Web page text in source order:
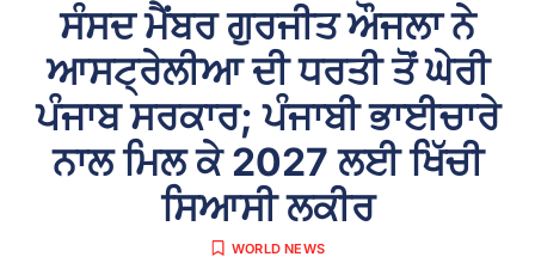
ਸੰਸਦ ਮੈਂਬਰ ਗੁਰਜੀਤ ਔਜਲਾ ਨੇ
ਆਸਟ੍ਰੇਲੀਆ ਦੀ ਧਰਤੀ ਤੋਂ ਘੇਰੀ
ਪੰਜਾਬ ਸਰਕਾਰ; ਪੰਜਾਬੀ ਭਾਈਚਾਰੇ
ਨਾਲ ਮਿਲ ਕੇ 2027 ਲਈ ਖਿੱਚੀ
ਸਿਆਸੀ ਲਕੀਰ
WORLD NEWS